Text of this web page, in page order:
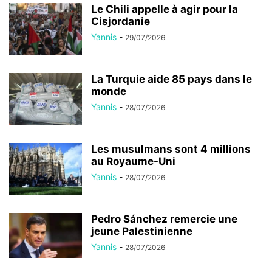
Le Chili appelle à agir pour la
Cisjordanie
Yannis - 29/07/2026
La Turquie aide 85 pays dans le
monde
Yannis - 28/07/2026
Les musulmans sont 4 millions
au Royaume-Uni
Yannis - 28/07/2026
Pedro Sánchez remercie une
jeune Palestinienne
Yannis - 28/07/2026